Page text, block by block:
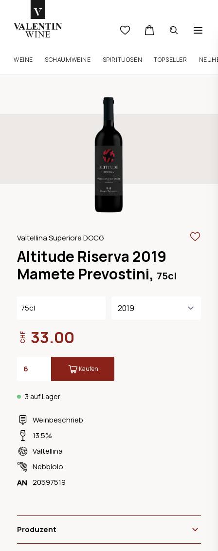
WEINE SCHAUMWEINE SPIRITUOSEN TOPSELLER
Valtellina Superiore DOCG
Altitude Riserva 2019
Mamete Prevostini, 75cl
Weinbeschrieb
13.5%
Valtellina
Nebbiolo
20597519
75cl
3 auf Lager
CHF 33.00
Kaufen
Produzent